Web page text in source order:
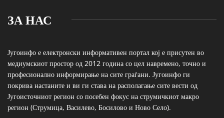
ЗА НАС
Југоинфо е електронски информативен портал кој е присутен во
медиумскиот простор од 2012 година со цел навремено, точно и
професионално информирање на сите граѓани. Југоинфо ги
покрива настаните и ви ги става на располагање сите вести од
Југоисточниот регион со посебен фокус на струмичкиот макро
регион (Струмица, Василево, Босилово и Ново Село).